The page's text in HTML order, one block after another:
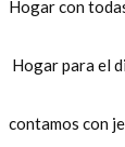
Hogar con
Hogar para el
contamos con